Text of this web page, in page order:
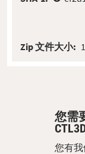
Zip 文件大小:
您需
您有